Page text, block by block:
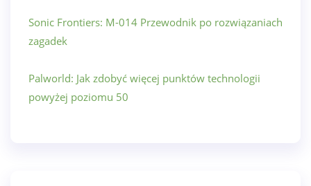
Sonic Frontiers: M-014 Przewodnik po rozwiązaniach
zagadek
Palworld: Jak zdobyć więcej punktów technologii
powyżej poziomu 50